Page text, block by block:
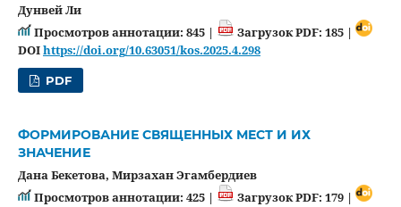
Дунвей Ли
Просмотров аннотации: 845 |
Загрузок PDF: 185 |
DOIhttps://doi.org/10.63051/kos.2025.4.298
PDF
ФОРМИРОВАНИЕ СВЯЩЕННЫХ МЕСТ И ИХ
ЗНАЧЕНИЕ
Дана Бекетова, Мирзахан Эгамбердиев
Просмотров аннотации: 425 |
Загрузок PDF: 179 |